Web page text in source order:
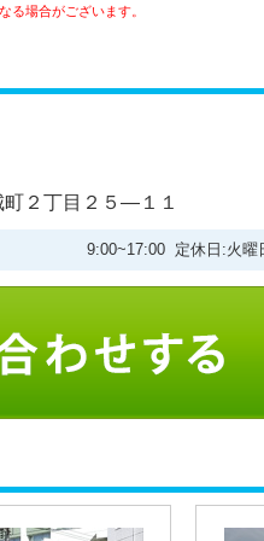
る場合がございます。
町２丁目２５―１１
9:00~17:00 定休日:火曜